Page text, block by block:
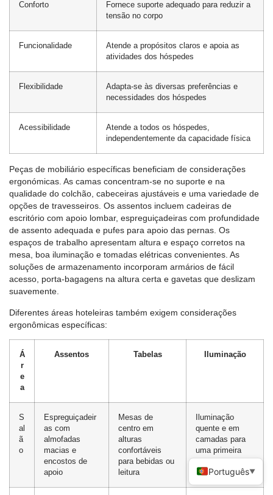
Conforto
Fornece suporte adequado para reduzir a
tensão no corpo
Funcionalidade
Atende a propósitos claros e apoia as
atividades dos hóspedes
Flexibilidade
Adapta-se às diversas preferências e
necessidades dos hóspedes
Acessibilidade
Atende a todos os hóspedes,
independentemente da capacidade física
Peças de mobiliário específicas beneficiam de considerações
ergonómicas. As camas concentram-se no suporte e na
qualidade do colchão, cabeceiras ajustáveis ​​e uma variedade de
opções de travesseiros. Os assentos incluem cadeiras de
escritório com apoio lombar, espreguiçadeiras com profundidade
de assento adequada e pufes para apoio das pernas. Os
espaços de trabalho apresentam altura e espaço corretos na
mesa, boa iluminação e tomadas elétricas convenientes. As
soluções de armazenamento incorporam armários de fácil
acesso, porta-bagagens na altura certa e gavetas que deslizam
suavemente.
Diferentes áreas hoteleiras também exigem considerações
ergonômicas específicas:
Á
r
e
a
Assentos Tabelas Iluminação
S
al
ã
o
Espreguiçadeir
as com
almofadas
macias e
encostos de
apoio
Mesas de
centro em
alturas
confortáveis ​​
para bebidas ou
leitura
Iluminação
quente e em
camadas para
uma primeira
convidativa
Português▼